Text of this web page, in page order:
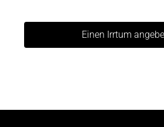
Einen Irrtum